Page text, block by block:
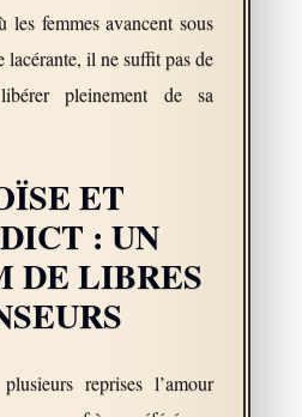
les femmes avancent sous
lacérante, il ne suffit pas de
pleinement de sa
ET
: UN
DE LIBRES
reprises l’amour